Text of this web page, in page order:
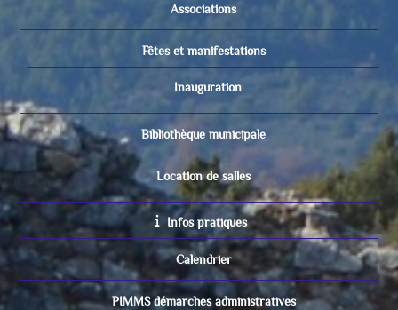
Associations
Fêtes et manifestations
Inauguration
Bibliothèque municipale
Location de salles
Infos pratiques
Calendrier
PIMMS démarches administratives